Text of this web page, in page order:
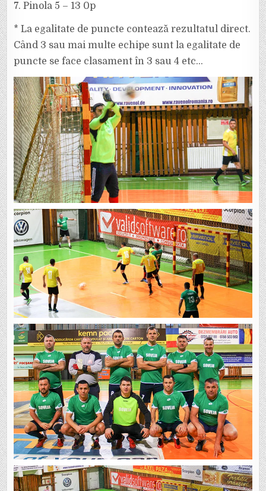
7. Pinola 5 – 13 0p
* La egalitate de puncte contează rezultatul direct.
Când 3 sau mai multe echipe sunt la egalitate de
puncte se face clasament în 3 sau 4 etc…